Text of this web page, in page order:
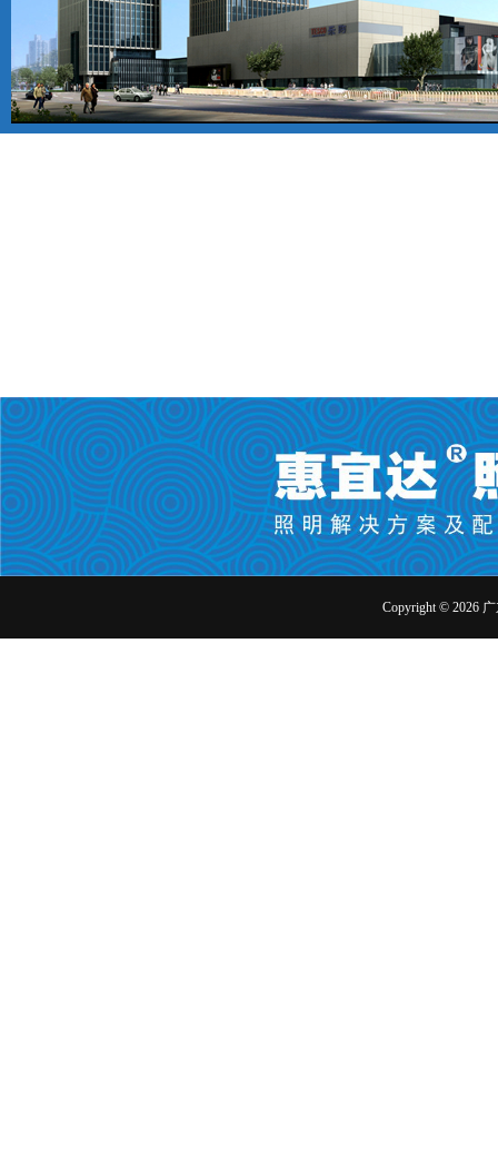
Copyright © 2026